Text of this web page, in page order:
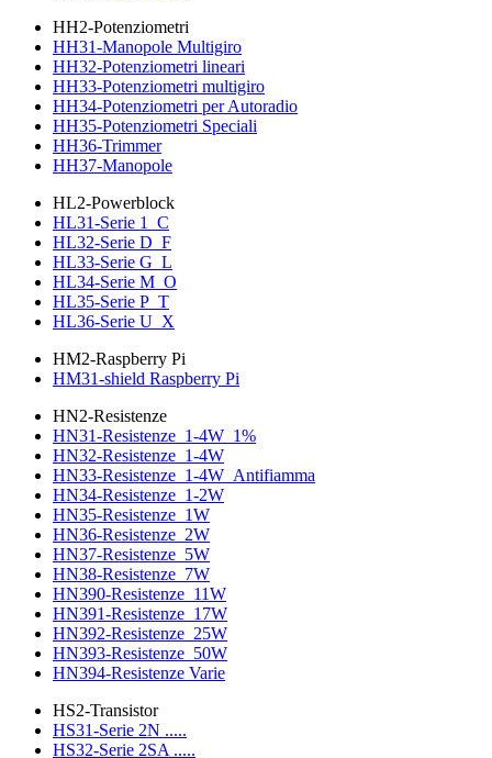
HH2-Potenziometri
HH31-Manopole Multigiro
HH32-Potenziometri lineari
HH33-Potenziometri multigiro
HH34-Potenziometri per Autoradio
HH35-Potenziometri Speciali
HH36-Trimmer
HH37-Manopole
HL2-Powerblock
HL31-Serie 1_C
HL32-Serie D_F
HL33-Serie G_L
HL34-Serie M_O
HL35-Serie P_T
HL36-Serie U_X
HM2-Raspberry Pi
HM31-shield Raspberry Pi
HN2-Resistenze
HN31-Resistenze_1-4W_1%
HN32-Resistenze_1-4W
HN33-Resistenze_1-4W_Antifiamma
HN34-Resistenze_1-2W
HN35-Resistenze_1W
HN36-Resistenze_2W
HN37-Resistenze_5W
HN38-Resistenze_7W
HN390-Resistenze_11W
HN391-Resistenze_17W
HN392-Resistenze_25W
HN393-Resistenze_50W
HN394-Resistenze Varie
HS2-Transistor
HS31-Serie 2N .....
HS32-Serie 2SA .....